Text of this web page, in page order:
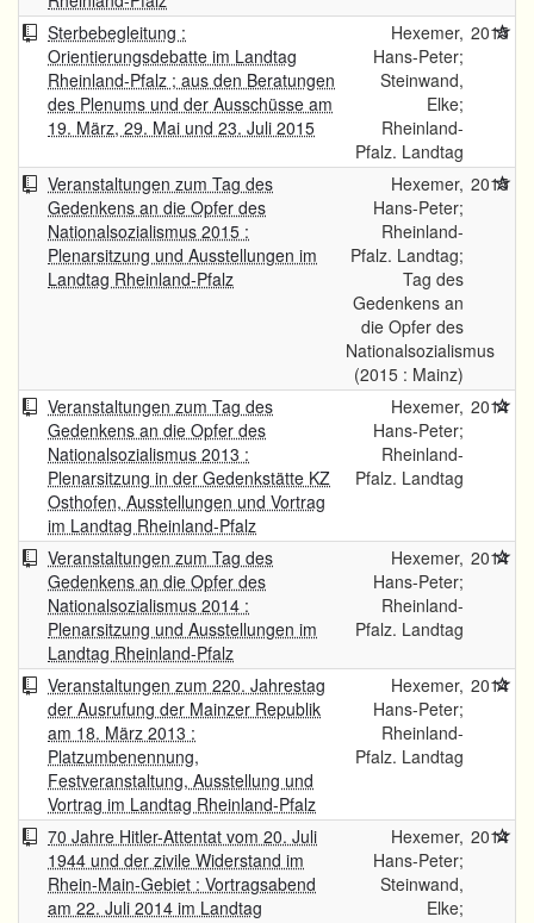
Sterbebegleitung :
Orientierungsdebatte im Landtag
Rheinland-Pfalz ; aus den Beratungen
des Plenums und der Ausschüsse am
19. März, 29. Mai und 23. Juli 2015
Hexemer,
Hans-Peter;
Steinwand,
Elke;
Rheinland-
Pfalz. Landtag
2015
Veranstaltungen zum Tag des
Gedenkens an die Opfer des
Nationalsozialismus 2015 :
Plenarsitzung und Ausstellungen im
Landtag Rheinland-Pfalz
Hexemer,
Hans-Peter;
Rheinland-
Pfalz. Landtag;
Tag des
Gedenkens an
die Opfer des
Nationalsozialismus
(2015 : Mainz)
2015
Veranstaltungen zum Tag des
Gedenkens an die Opfer des
Nationalsozialismus 2013 :
Plenarsitzung in der Gedenkstätte KZ
Osthofen, Ausstellungen und Vortrag
im Landtag Rheinland-Pfalz
Hexemer,
Hans-Peter;
Rheinland-
Pfalz. Landtag
2014
Veranstaltungen zum Tag des
Gedenkens an die Opfer des
Nationalsozialismus 2014 :
Plenarsitzung und Ausstellungen im
Landtag Rheinland-Pfalz
Hexemer,
Hans-Peter;
Rheinland-
Pfalz. Landtag
2014
Veranstaltungen zum 220. Jahrestag
der Ausrufung der Mainzer Republik
am 18. März 2013 :
Platzumbenennung,
Festveranstaltung, Ausstellung und
Vortrag im Landtag Rheinland-Pfalz
Hexemer,
Hans-Peter;
Rheinland-
Pfalz. Landtag
2014
70 Jahre Hitler-Attentat vom 20. Juli
1944 und der zivile Widerstand im
Rhein-Main-Gebiet : Vortragsabend
am 22. Juli 2014 im Landtag
Hexemer,
Hans-Peter;
Steinwand,
Elke;
2014